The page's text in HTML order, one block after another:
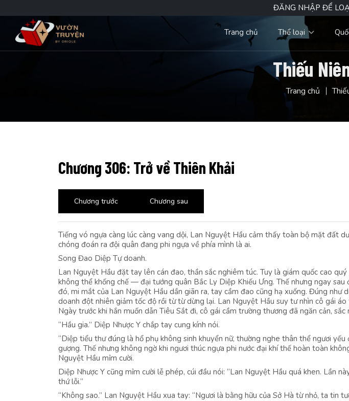
ĐĂNG NHẬP ĐỂ
Trang chủ Thể loại
Thiếu
Trang chủ
Chương 306: Trở về Thiên Khải
Chương trước Chương sau
Tiếng vó ngựa càng lúc càng vang dội, Lan Nguyệt Hầu cảm thấy toàn bộ mặt đất
chóng đoán ra đội quân đang phi ngựa về phía mình là ai.
Song Đao Diệp Tự doanh.
Lan Nguyệt Hầu đặt tay lên cán đao, thần sắc nghiêm túc. Tuy là giám quốc cao
không thể khống chế — đại tướng quân Bắc Ly Diệp Khiếu Ưng. Thế nhưng ngay
đó, mi mắt của Lan Nguyệt Hầu dần giãn ra, tay cầm đao cũng hạ xuống. Đúng như
doanh đột nhiên giảm tốc độ rồi từ từ dừng lại. Lan Nguyệt Hầu suy tư nhìn cô gái
Ngày trước khi hắn muốn dẫn Tiêu Sắt đi, cô gái cầm trường thương đã ngăn cản,
“Hầu gia.” Diệp Nhược Y chắp tay cung kính nói.
“Diệp tiểu thư đúng là hổ phụ không sinh khuyển nữ, thường nghe thân thể ngươi
gượng. Thế nhưng không ngờ khi ngươi thúc ngựa phi nước đại khí thế hoàn toàn
Nguyệt Hầu mỉm cười.
Diệp Nhược Y cũng mỉm cười lễ phép, cúi đầu nói: “Lan Nguyệt Hầu quá khen. Lần
thứ lỗi.”
“Không sao.” Lan Nguyệt Hầu xua tay: “Ngươi là bằng hữu của Sở Hà từ nhỏ, ta tin